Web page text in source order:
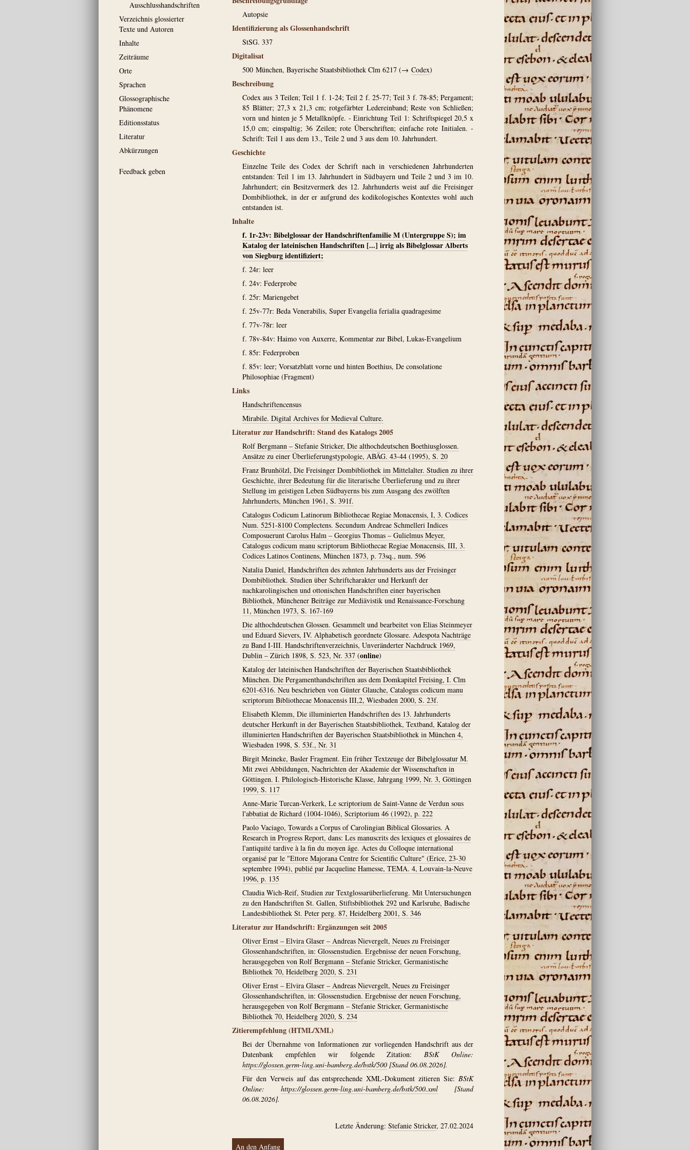
Ausschluss­handschriften
Verzeichnis glossierter
Texte und Autoren
Inhalte
Zeiträume
Orte
Sprachen
Glossographische
Phänomene
Editionsstatus
Literatur
Abkürzungen
Feedback geben
Autopsie
Identifizierung als Glossenhandschrift
StSG. 337
Digitalisat
500 München, Bayerische Staatsbibliothek Clm 6217 (→ Codex)
Beschreibung
Codex aus 3 Teilen; Teil 1 f. 1-24; Teil 2 f. 25-77; Teil 3 f. 78-85; Pergament;
85 Blätter; 27,3 x 21,3 cm; rotgefärbter Ledereinband; Reste von Schließen;
vorn und hinten je 5 Metallknöpfe. - Einrichtung Teil 1: Schriftspiegel 20,5 x
15,0 cm; einspaltig; 36 Zeilen; rote Überschriften; einfache rote Initialen. -
Schrift: Teil 1 aus dem 13., Teile 2 und 3 aus dem 10. Jahrhundert.
Geschichte
Einzelne Teile des Codex der Schrift nach in verschiedenen Jahrhunderten
entstanden: Teil 1 im 13. Jahrhundert in Südbayern und Teile 2 und 3 im 10.
Jahrhundert; ein Besitzvermerk des 12. Jahrhunderts weist auf die Freisinger
Dombibliothek, in der er aufgrund des kodikologisches Kontextes wohl auch
entstanden ist.
Inhalte
f. 1r-23v: Bibelglossar der Handschriftenfamilie M (Untergruppe S); im
Katalog der lateinischen Handschriften [...] irrig als Bibelglossar Alberts
von Siegburg identifiziert;
f. 24r: leer
f. 24v: Federprobe
f. 25r: Mariengebet
f. 25v-77r: Beda Venerabilis, Super Evangelia ferialia quadragesime
f. 77v-78r: leer
f. 78v-84v: Haimo von Auxerre, Kommentar zur Bibel, Lukas-Evangelium
f. 85r: Federproben
f. 85v: leer; Vorsatzblatt vorne und hinten Boethius, De consolatione
Philosophiae (Fragment)
Links
Handschriftencensus
Mirabile. Digital Archives for Medieval Culture.
Literatur zur Handschrift: Stand des Katalogs 2005
Rolf Bergmann – Stefanie Stricker, Die althochdeutschen Boethiusglossen.
Ansätze zu einer Überlieferungstypologie, ABÄG. 43-44 (1995), S. 20
Franz Brunhölzl, Die Freisinger Dombibliothek im Mittelalter. Studien zu ihrer
Geschichte, ihrer Bedeutung für die literarische Überlieferung und zu ihrer
Stellung im geistigen Leben Südbayerns bis zum Ausgang des zwölften
Jahrhunderts, München 1961, S. 391f.
Catalogus Codicum Latinorum Bibliothecae Regiae Monacensis, I, 3. Codices
Num. 5251-8100 Complectens. Secundum Andreae Schmelleri Indices
Composuerunt Carolus Halm – Georgius Thomas – Gulielmus Meyer,
Catalogus codicum manu scriptorum Bibliothecae Regiae Monacensis, III, 3.
Codices Latinos Continens, München 1873, p. 73sq., num. 596
Natalia Daniel, Handschriften des zehnten Jahrhunderts aus der Freisinger
Dombibliothek. Studien über Schriftcharakter und Herkunft der
nachkarolingischen und ottonischen Handschriften einer bayerischen
Bibliothek, Münchener Beiträge zur Mediävistik und Renaissance-Forschung
11, München 1973, S. 167-169
Die althochdeutschen Glossen. Gesammelt und bearbeitet von Elias Steinmeyer
und Eduard Sievers, IV. Alphabetisch geordnete Glossare. Adespota Nachträge
zu Band I-III. Handschriftenverzeichnis, Unveränderter Nachdruck 1969,
Dublin – Zürich 1898, S. 523, Nr. 337 (online)
Katalog der lateinischen Handschriften der Bayerischen Staatsbibliothek
München. Die Pergamenthandschriften aus dem Domkapitel Freising, I. Clm
6201-6316. Neu beschrieben von Günter Glauche, Catalogus codicum manu
scriptorum Bibliothecae Monacensis III,2, Wiesbaden 2000, S. 23f.
Elisabeth Klemm, Die illuminierten Handschriften des 13. Jahrhunderts
deutscher Herkunft in der Bayerischen Staatsbibliothek, Textband, Katalog der
illuminierten Handschriften der Bayerischen Staatsbibliothek in München 4,
Wiesbaden 1998, S. 53f., Nr. 31
Birgit Meineke, Basler Fragment. Ein früher Textzeuge der Bibelglossatur M.
Mit zwei Abbildungen, Nachrichten der Akademie der Wissenschaften in
Göttingen. I. Philologisch-Historische Klasse, Jahrgang 1999, Nr. 3, Göttingen
1999, S. 117
Anne-Marie Turcan-Verkerk, Le scriptorium de Saint-Vanne de Verdun sous
l'abbatiat de Richard (1004-1046), Scriptorium 46 (1992), p. 222
Paolo Vaciago, Towards a Corpus of Carolingian Biblical Glossaries. A
Research in Progress Report, dans: Les manuscrits des lexiques et glossaires de
l'antiquité tardive à la fin du moyen âge. Actes du Colloque international
organisé par le "Ettore Majorana Centre for Scientific Culture" (Erice, 23-30
septembre 1994), publié par Jacqueline Hamesse, TEMA. 4, Louvain-la-Neuve
1996, p. 135
Claudia Wich-Reif, Studien zur Textglossarüberlieferung. Mit Untersuchungen
zu den Handschriften St. Gallen, Stiftsbibliothek 292 und Karlsruhe, Badische
Landesbibliothek St. Peter perg. 87, Heidelberg 2001, S. 346
Literatur zur Handschrift: Ergänzungen seit 2005
Oliver Ernst – Elvira Glaser – Andreas Nievergelt, Neues zu Freisinger
Glossenhandschriften, in: Glossenstudien. Ergebnisse der neuen Forschung,
herausgegeben von Rolf Bergmann – Stefanie Stricker, Germanistische
Bibliothek 70, Heidelberg 2020, S. 231
Oliver Ernst – Elvira Glaser – Andreas Nievergelt, Neues zu Freisinger
Glossenhandschriften, in: Glossenstudien. Ergebnisse der neuen Forschung,
herausgegeben von Rolf Bergmann – Stefanie Stricker, Germanistische
Bibliothek 70, Heidelberg 2020, S. 234
Zitierempfehlung (HTML/XML)
Bei der Übernahme von Informationen zur vorliegenden Handschrift aus der
Datenbank empfehlen wir folgende Zitation:BStK Online:
https://glossen.germ-ling.uni-bamberg.de/bstk/500 [Stand 06.08.2026].
Für den Verweis auf das entsprechende XML-Dokument zitieren Sie: BStK
Online: https://glossen.germ-ling.uni-bamberg.de/bstk/500.xml [Stand
06.08.2026].
Letzte Änderung: Stefanie Stricker, 27.02.2024
An den Anfang